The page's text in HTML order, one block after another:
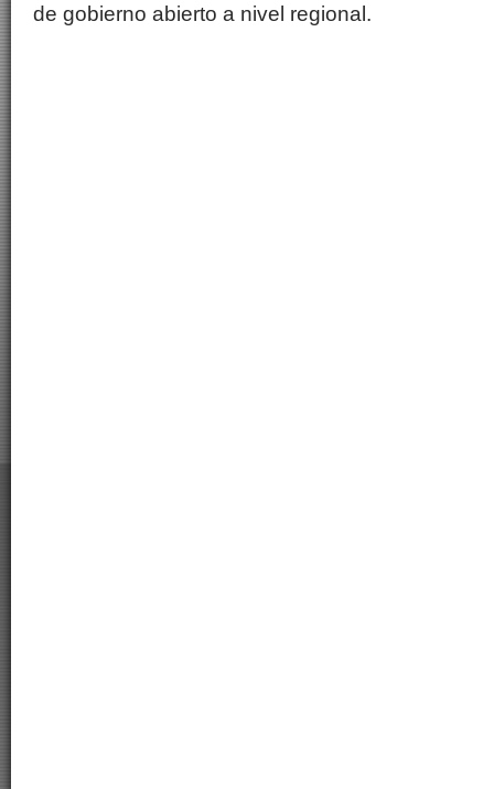
de gobierno abierto a nivel regional.